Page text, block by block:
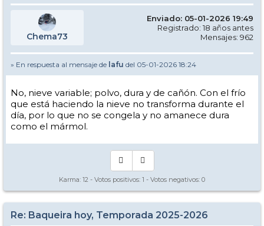
Chema73
Enviado: 05-01-2026 19:49
Registrado: 18 años antes
Mensajes: 962
» En respuesta al mensaje de lafu del 05-01-2026 18:24
No, nieve variable; polvo, dura y de cañón. Con el frío
que está haciendo la nieve no transforma durante el
día, por lo que no se congela y no amanece dura
como el mármol.
Karma: 12 - Votos positivos: 1 - Votos negativos: 0
Re: Baqueira hoy, Temporada 2025-2026